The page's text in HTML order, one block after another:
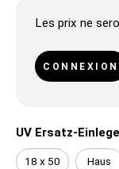
Les prix ne
CONNEXION
UV Ersatz-
18 x 50 Haus